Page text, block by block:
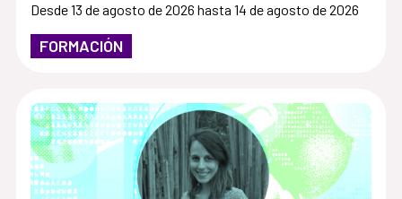
Desde 13 de agosto de 2026 hasta 14 de agosto de 2026
FORMACIÓN